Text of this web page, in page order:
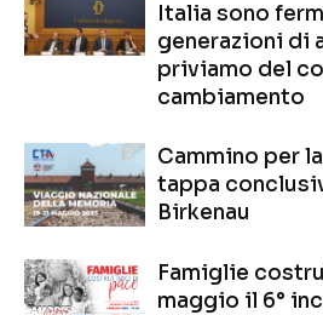
Italia sono
generazioni di
priviamo del
cambiamento
Cammino per
tappa
Birkenau
Famiglie
maggio il 6°